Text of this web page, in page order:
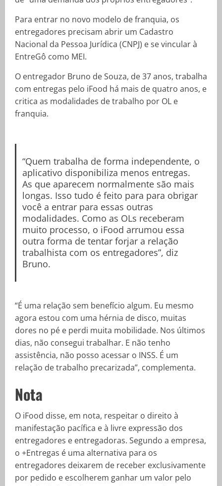
Para entrar no novo modelo de franquia, os
entregadores precisam abrir um Cadastro
Nacional da Pessoa Jurídica (CNPJ) e se vincular à
EntreGô como MEI.
O entregador Bruno de Souza, de 37 anos, trabalha
com entregas pelo iFood há mais de quatro anos, e
critica as modalidades de trabalho por OL e
franquia.
“Quem trabalha de forma independente, o
aplicativo disponibiliza menos entregas.
As que aparecem normalmente são mais
longas. Isso tudo é feito para para obrigar
você a entrar para essas outras
modalidades. Como as OLs receberam
muito processo, o iFood arrumou essa
outra forma de tentar forjar a relação
trabalhista com os entregadores”, diz
Bruno.
“É uma relação sem benefício algum. Eu mesmo
agora estou com uma hérnia de disco, muitas
dores no pé e perdi muita mobilidade. Nos últimos
dias, não consegui trabalhar. E não tenho
assistência, não posso acessar o INSS. É um
relação de trabalho precarizada”, complementa.
Nota
O iFood disse, em nota, respeitar o direito à
manifestação pacífica e à livre expressão dos
entregadores e entregadoras. Segundo a empresa,
o +Entregas é uma alternativa para os
entregadores deixarem de receber exclusivamente
por pedido e escolherem ganhar um valor pelo